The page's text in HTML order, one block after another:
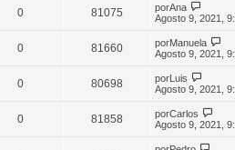
0 81075 porAna
Agosto 9, 2021,
0 81660 porManuela
Agosto 9, 2021,
0 80698 porLuis
Agosto 9, 2021,
0 81858 porCarlos
Agosto 9, 2021,